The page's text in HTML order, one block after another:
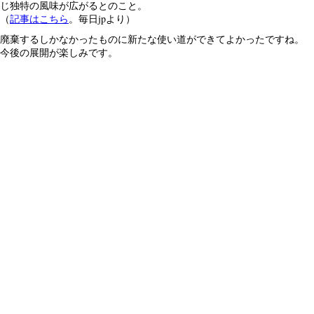
じ独特の風味が広がるとのこと。
（記事はこちら。毎日jpより）
廃棄するしかなかったものに新たな使い道ができてよかったですね。
今後の展開が楽しみです。